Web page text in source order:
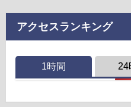
アクセスランキング
1時間 24